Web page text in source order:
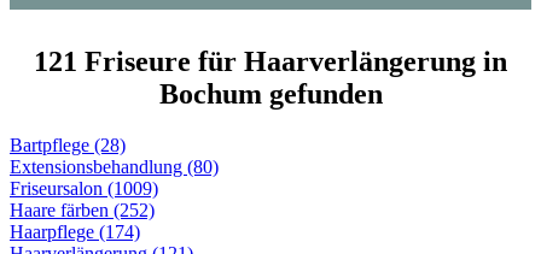
121 Friseure für Haarverlängerung in
Bochum gefunden
Bartpflege (28)
Extensionsbehandlung (80)
Friseursalon (1009)
Haare färben (252)
Haarpflege (174)